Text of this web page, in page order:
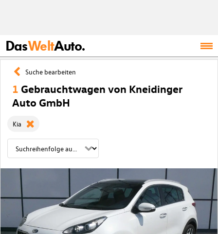
DasWeltAuto.
Suche bearbeiten
1 Gebrauchtwagen von Kneidinger
Auto GmbH
Kia